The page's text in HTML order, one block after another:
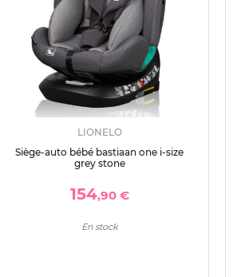
LIONELO
Siège-auto bébé bastiaan one i-size
grey stone
154,90 €
En stock